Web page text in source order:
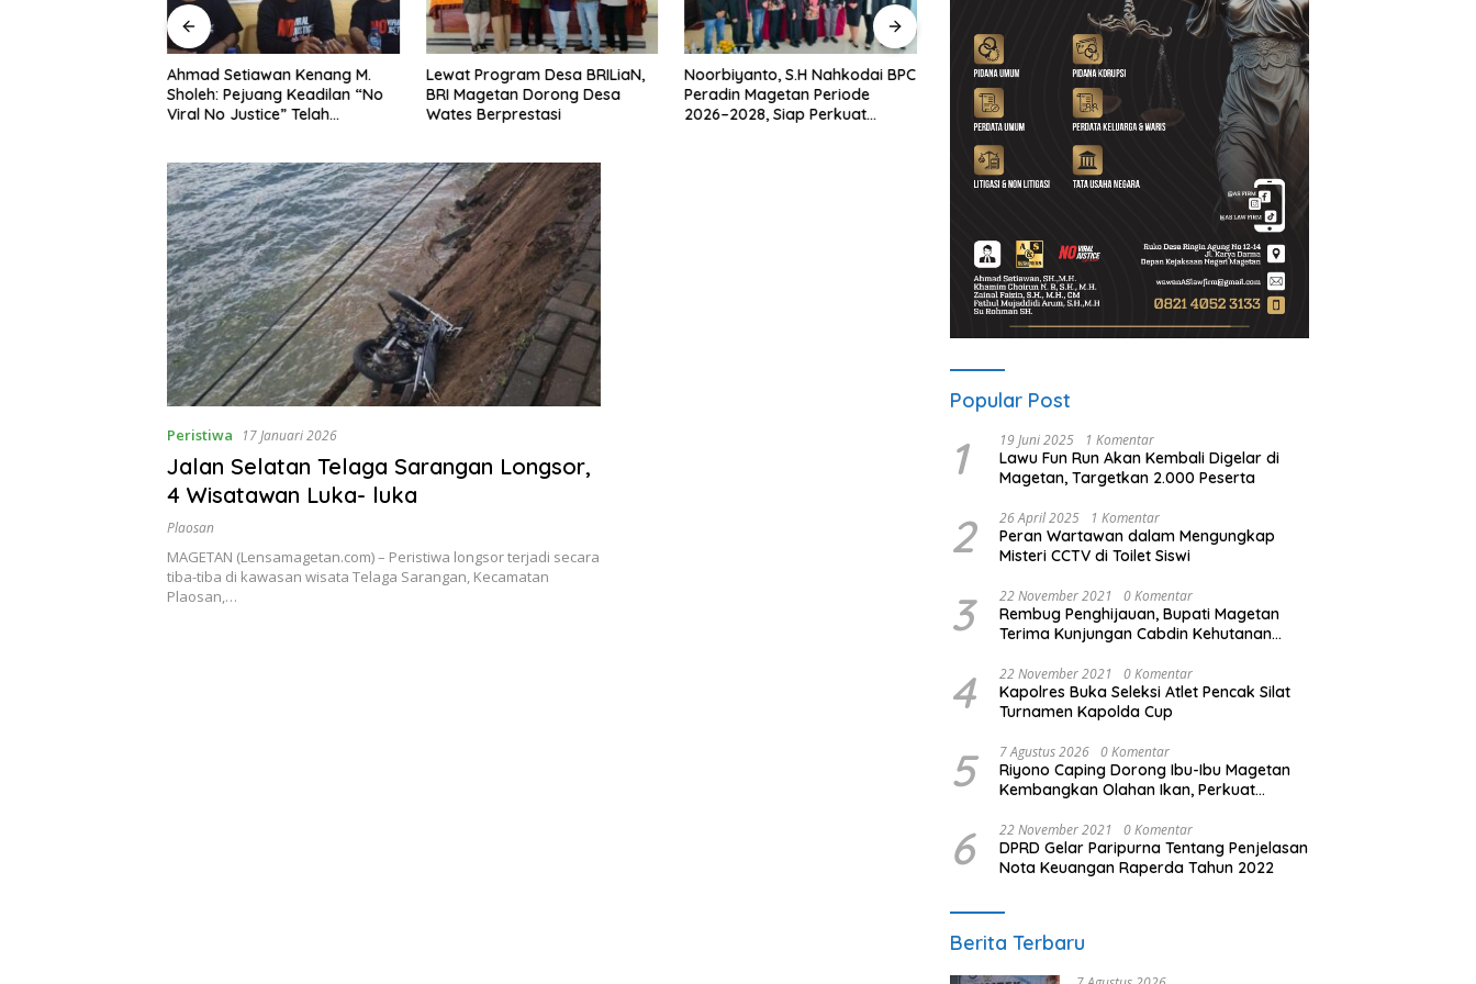
Lewat Program Desa BRILiaN,
BRI Magetan Dorong Desa
Wates Berprestasi
Noorbiyanto, S.H Nahkodai BPC
Peradin Magetan Periode
2026–2028, Siap Perkuat
UNESA Gelar ICAPSTURE 2026
di Magetan, Dorong Inovasi
untuk Masa Depan
Ketua PWI Magetan: OKK
Penting untuk Mencetak
Wartawan Profesional,
Berintegritas dan Terpercaya
PKB Run Festival 5K
Semarakkan Magetan, Ribuan
Pelari Rayakan HUT ke-28 PKB
Peristiwa 17 Januari 2026
Jalan Selatan Telaga Sarangan Longsor,
4 Wisatawan Luka- luka
Plaosan
MAGETAN (Lensamagetan.com) – Peristiwa longsor terjadi secara
tiba-tiba di kawasan wisata Telaga Sarangan, Kecamatan
Plaosan,…
Popular Post
1 19 Juni 2025 1 Komentar
Lawu Fun Run Akan Kembali Digelar di
Magetan, Targetkan 2.000 Peserta
2 26 April 2025 1 Komentar
Peran Wartawan dalam Mengungkap
Misteri CCTV di Toilet Siswi
3 22 November 2021 0 Komentar
Rembug Penghijauan, Bupati Magetan
Terima Kunjungan Cabdin Kehutanan
4 22 November 2021 0 Komentar
Kapolres Buka Seleksi Atlet Pencak Silat
Turnamen Kapolda Cup
5 7 Agustus 2026 0 Komentar
Riyono Caping Dorong Ibu-Ibu Magetan
Kembangkan Olahan Ikan, Perkuat
6 22 November 2021 0 Komentar
DPRD Gelar Paripurna Tentang Penjelasan
Nota Keuangan Raperda Tahun 2022
Berita Terbaru